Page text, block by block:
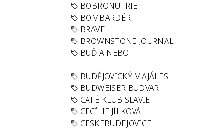
BOBRONUTRIE
BOMBARDÉR
BRAVE
BROWNSTONE JOURNAL
BUĎ A NEBO
BUDĚJOVICKÝ MAJÁLES
BUDWEISER BUDVAR
CAFÉ KLUB SLAVIE
CECÍLIE JÍLKOVÁ
CESKEBUDEJOVICE